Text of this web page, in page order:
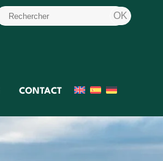
CONTACT